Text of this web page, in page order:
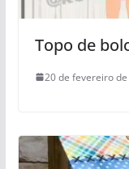
Topo de
20 de fevereiro